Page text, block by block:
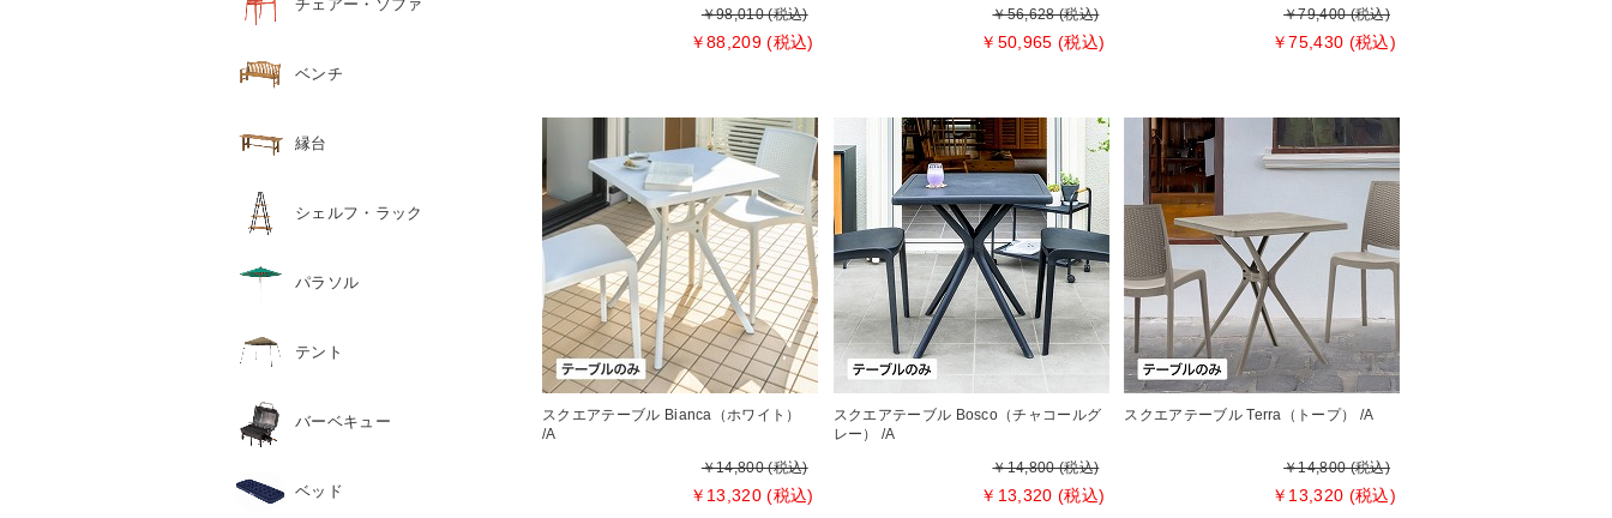
￥98,010 (税込)
￥88,209 (税込)
￥56,628 (税込)
￥50,965 (税込)
￥79,400 (税込)
￥75,430 (税込)
スクエアテーブル Bianca（ホワイト）
/A
￥14,800 (税込)
￥13,320 (税込)
スクエアテーブル Bosco（チャコールグ
レー） /A
￥14,800 (税込)
￥13,320 (税込)
スクエアテーブル Terra（トープ） /A
￥14,800 (税込)
￥13,320 (税込)
チェアー・ソファ
ベンチ
縁台
シェルフ・ラック
パラソル
テント
バーベキュー
ベッド